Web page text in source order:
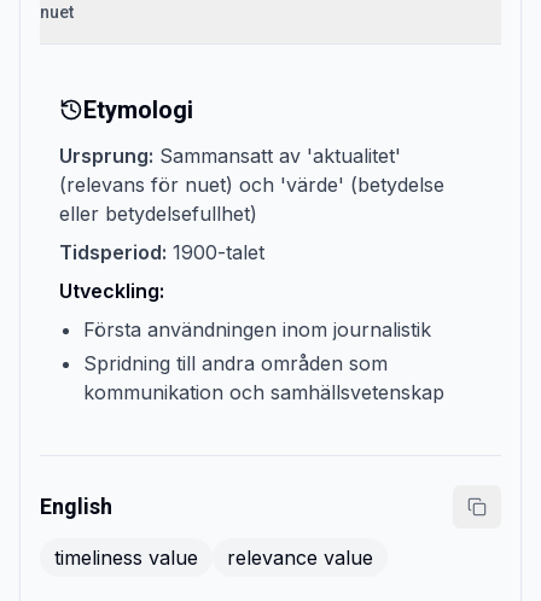
nuet
Etymologi
Ursprung: Sammansatt av 'aktualitet'
(relevans för nuet) och 'värde' (betydelse
eller betydelsefullhet)
Tidsperiod: 1900-talet
Utveckling:
Första användningen inom journalistik
Spridning till andra områden som
kommunikation och samhällsvetenskap
English
timeliness value relevance value